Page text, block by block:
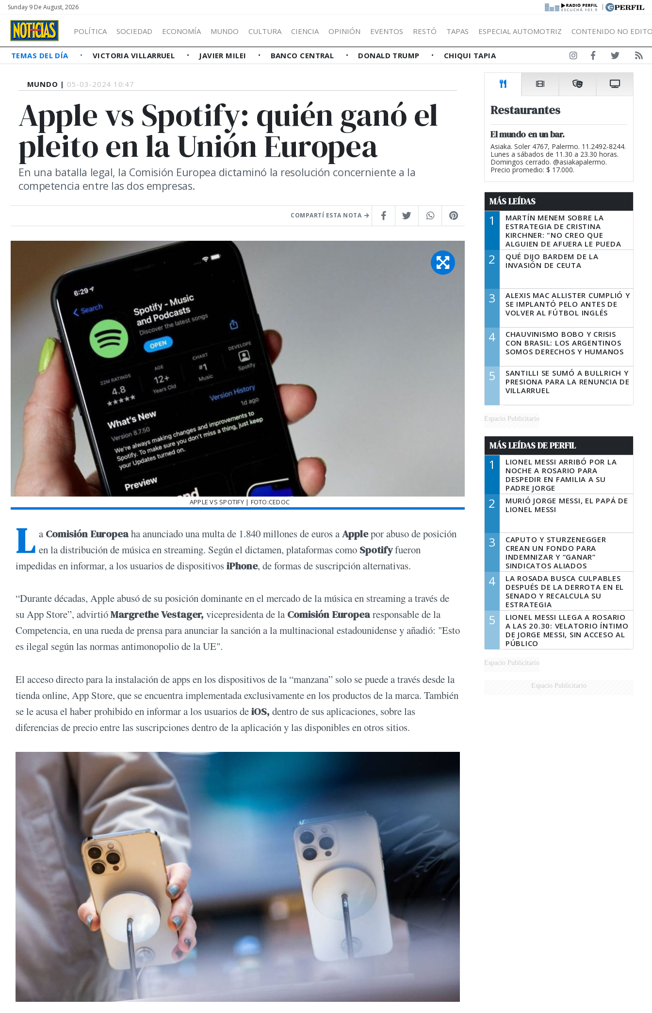
Sunday 9 De August, 2026 |
POLÍTICA SOCIEDAD ECONOMÍA MUNDO CULTURA CIENCIA OPINIÓN EVENTOS RESTÓ TAPAS ESPECIAL AUTOMOTRIZ CONTENIDO NO
TEMAS DEL DÍA VICTORIA VILLARRUEL JAVIER MILEI BANCO CENTRAL DONALD TRUMP CHIQUI TAPIA
MUNDO | 05-03-2024 10:47
Apple vs Spotify: quién ganó el
pleito en la Unión Europea
En una batalla legal, la Comisión Europea dictaminó la resolución concerniente a la
competencia entre las dos empresas.
COMPARTÍ ESTA NOTA
APPLE VS SPOTIFY | FOTO:CEDOC
L a Comisión Europeaha anunciado una multa de 1.840 millones de euros aApplepor abuso de posición
en la distribución de música en streaming. Según el dictamen, plataformas como Spotifyfueron
impedidas en informar, a los usuarios de dispositivosiPhone, de formas de suscripción alternativas.
“Durante décadas, Apple abusó de su posición dominante en el mercado de la música en streaming a través de
su App Store”, advirtióMargrethe Vestager, vicepresidenta de la Comisión Europearesponsable de la
Competencia, en una rueda de prensa para anunciar la sanción a la multinacional estadounidense y añadió: "Esto
es ilegal según las normas antimonopolio de la UE".
El acceso directo para la instalación de apps en los dispositivos de la “manzana” solo se puede a través desde la
tienda online, App Store, que se encuentra implementada exclusivamente en los productos de la marca. También
se le acusa el haber prohibido en informar a los usuarios deiOS, dentro de sus aplicaciones, sobre las
diferencias de precio entre las suscripciones dentro de la aplicación y las disponibles en otros sitios.
Restaurantes
El mundo en un bar.
Asiaka. Soler 4767, Palermo. 11.2492-8244.
Lunes a sábados de 11.30 a 23.30 horas.
Domingos cerrado. @asiakapalermo.
Precio promedio: $ 17.000.
MÁS LEÍDAS
1
MARTÍN MENEM SOBRE LA
ESTRATEGIA DE CRISTINA
KIRCHNER: "NO CREO QUE
ALGUIEN DE AFUERA LE PUEDA
DECIR A LA JUSTICIA LO QUE
TIENE QUE HACER"
2
QUÉ DIJO BARDEM DE LA
INVASIÓN DE CEUTA
3
ALEXIS MAC ALLISTER CUMPLIÓ Y
SE IMPLANTÓ PELO ANTES DE
VOLVER AL FÚTBOL INGLÉS
4
CHAUVINISMO BOBO Y CRISIS
CON BRASIL: LOS ARGENTINOS
SOMOS DERECHOS Y HUMANOS
5
SANTILLI SE SUMÓ A BULLRICH Y
PRESIONA PARA LA RENUNCIA DE
VILLARRUEL
Espacio Publicitario
MÁS LEÍDAS DE PERFIL
1
LIONEL MESSI ARRIBÓ POR LA
NOCHE A ROSARIO PARA
DESPEDIR EN FAMILIA A SU
PADRE JORGE
2
MURIÓ JORGE MESSI, EL PAPÁ DE
LIONEL MESSI
3
CAPUTO Y STURZENEGGER
CREAN UN FONDO PARA
INDEMNIZAR Y “GANAR”
SINDICATOS ALIADOS
4
LA ROSADA BUSCA CULPABLES
DESPUÉS DE LA DERROTA EN EL
SENADO Y RECALCULA SU
ESTRATEGIA
5
LIONEL MESSI LLEGA A ROSARIO
A LAS 20.30: VELATORIO ÍNTIMO
DE JORGE MESSI, SIN ACCESO AL
PÚBLICO
Espacio Publicitario
Espacio Publicitario